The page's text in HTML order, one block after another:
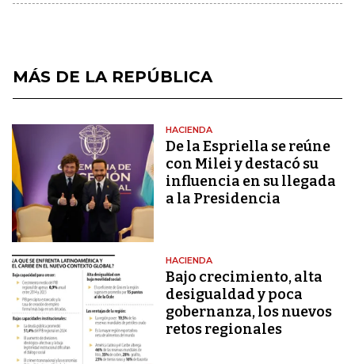
MÁS DE LA REPÚBLICA
HACIENDA
De la Espriella se reúne
con Milei y destacó su
influencia en su llegada
a la Presidencia
HACIENDA
Bajo crecimiento, alta
desigualdad y poca
gobernanza, los nuevos
retos regionales